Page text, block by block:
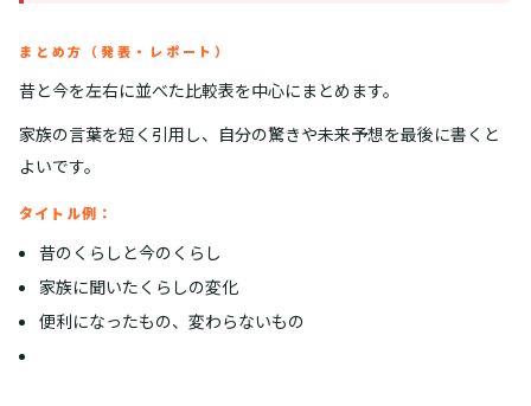
まとめ方（発表・レポート）
昔と今を左右に並べた比較表を中心にまとめます。
家族の言葉を短く引用し、自分の驚きや未来予想を最後に書くと
よいです。
タイトル例：
昔のくらしと今のくらし
家族に聞いたくらしの変化
便利になったもの、変わらないもの